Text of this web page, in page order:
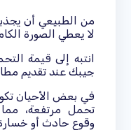
من الطبيعي أن
لا يعطي الصورة
انتبه إلى قيمة
جيبك عند تقديم
في بعض الأحيان
تحمل مرتفعة،
وقوع حادث أو